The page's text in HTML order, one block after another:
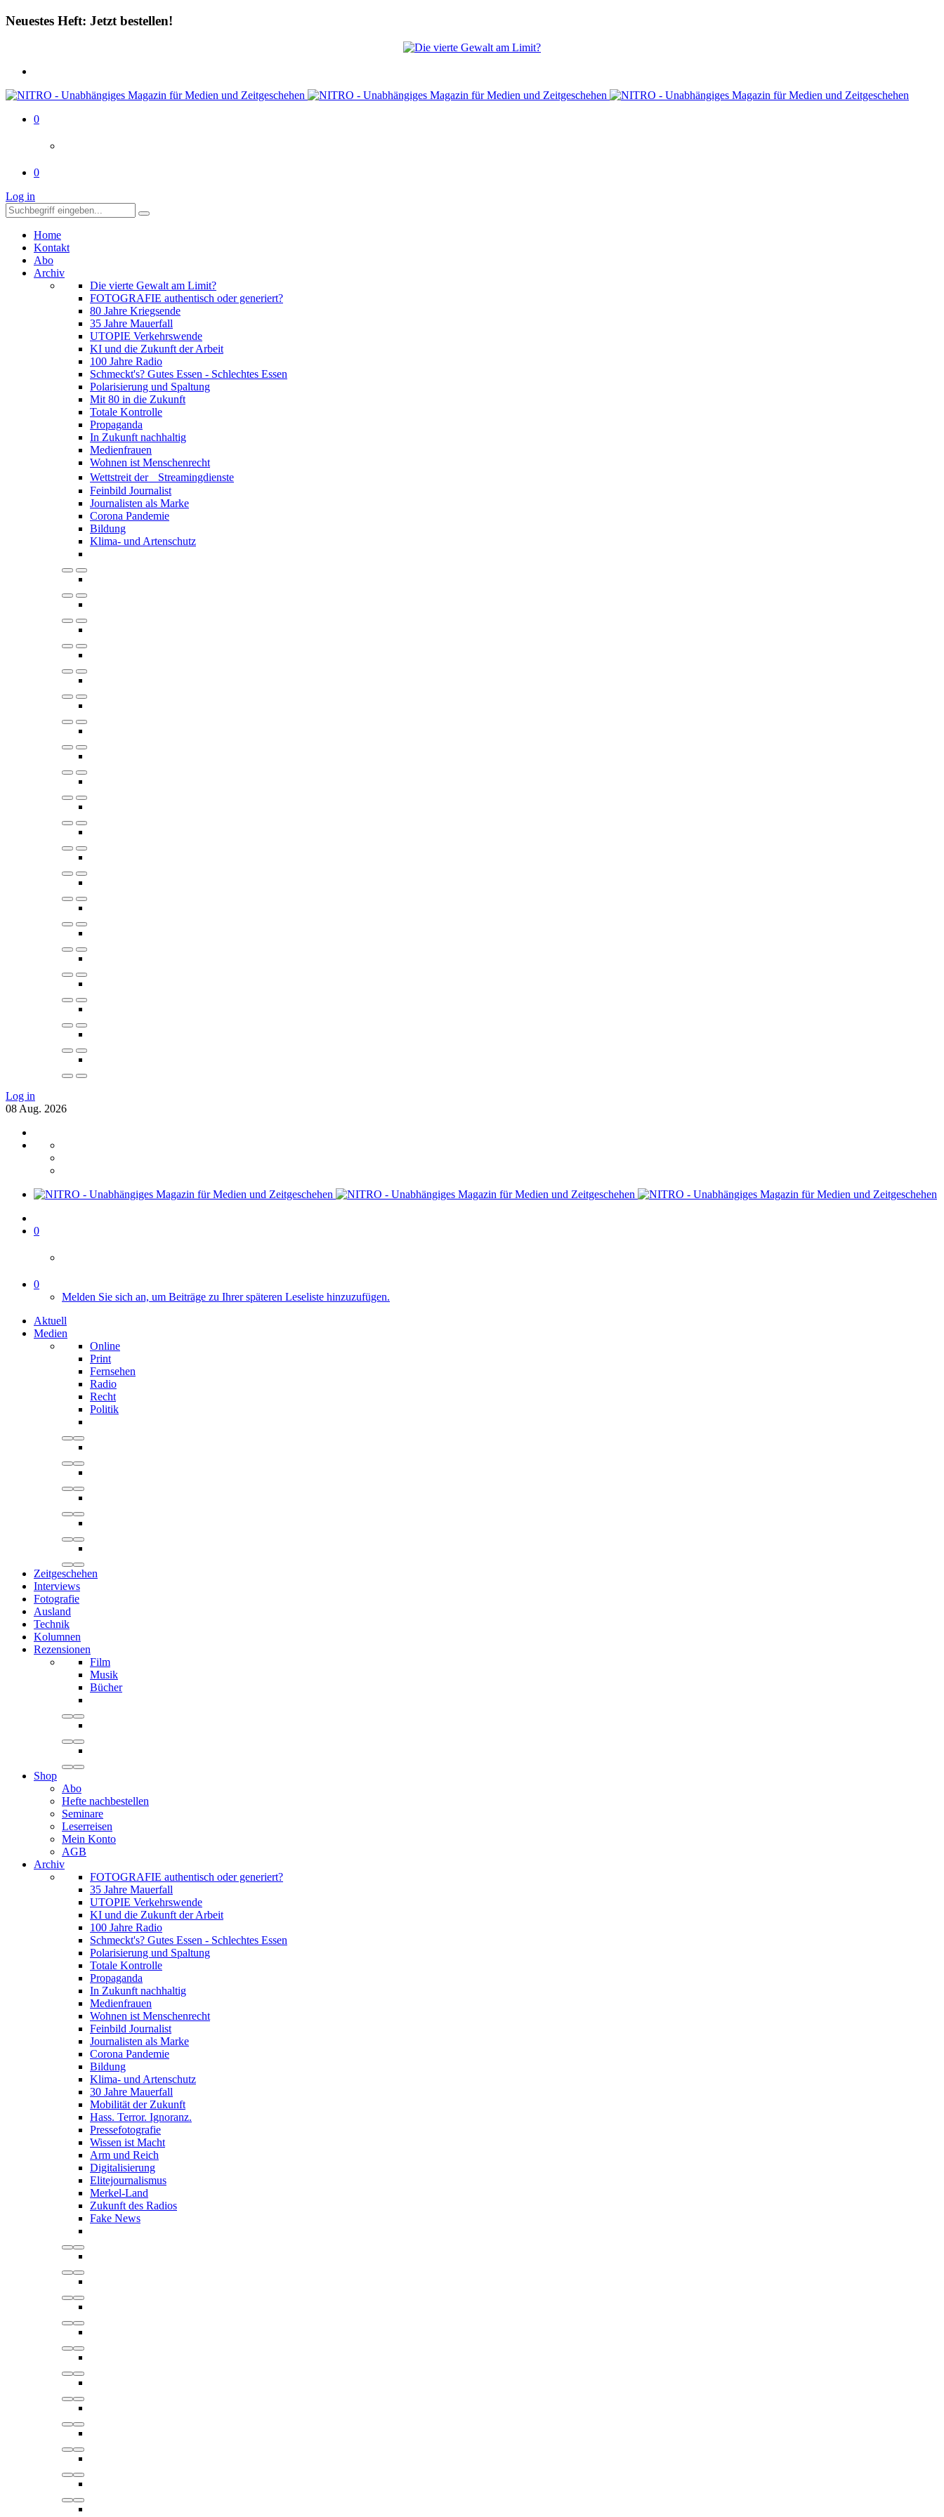
Neuestes Heft: Jetzt bestellen!
0
0
Log in
Home
Kontakt
Abo
Archiv
Die vierte Gewalt am Limit?
FOTOGRAFIE authentisch oder generiert?
80 Jahre Kriegsende
35 Jahre Mauerfall
UTOPIE Verkehrswende
KI und die Zukunft der Arbeit
100 Jahre Radio
Schmeckt's? Gutes Essen - Schlechtes Essen
Polarisierung und Spaltung
Mit 80 in die Zukunft
Totale Kontrolle
Propaganda
In Zukunft nachhaltig
Medienfrauen
Wohnen ist Menschenrecht
Wettstreit der Streamingdienste
Feinbild Journalist
Journalisten als Marke
Corona Pandemie
Bildung
Klima- und Artenschutz
Log in
08 Aug. 2026
0
0
Melden Sie sich an, um Beiträge zu Ihrer späteren Leseliste hinzuzufügen.
Aktuell
Medien
Online
Print
Fernsehen
Radio
Recht
Politik
Zeitgeschehen
Interviews
Fotografie
Ausland
Technik
Kolumnen
Rezensionen
Film
Musik
Bücher
Shop
Abo
Hefte nachbestellen
Seminare
Leserreisen
Mein Konto
AGB
Archiv
FOTOGRAFIE authentisch oder generiert?
35 Jahre Mauerfall
UTOPIE Verkehrswende
KI und die Zukunft der Arbeit
100 Jahre Radio
Schmeckt's? Gutes Essen - Schlechtes Essen
Polarisierung und Spaltung
Totale Kontrolle
Propaganda
In Zukunft nachhaltig
Medienfrauen
Wohnen ist Menschenrecht
Feinbild Journalist
Journalisten als Marke
Corona Pandemie
Bildung
Klima- und Artenschutz
30 Jahre Mauerfall
Mobilität der Zukunft
Hass. Terror. Ignoranz.
Pressefotografie
Wissen ist Macht
Arm und Reich
Digitalisierung
Elitejournalismus
Merkel-Land
Zukunft des Radios
Fake News